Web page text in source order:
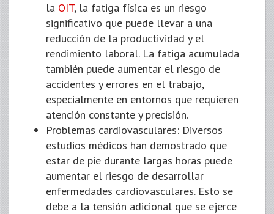
la OIT, la fatiga física es un riesgo
significativo que puede llevar a una
reducción de la productividad y el
rendimiento laboral. La fatiga acumulada
también puede aumentar el riesgo de
accidentes y errores en el trabajo,
especialmente en entornos que requieren
atención constante y precisión.
Problemas cardiovasculares: Diversos
estudios médicos han demostrado que
estar de pie durante largas horas puede
aumentar el riesgo de desarrollar
enfermedades cardiovasculares. Esto se
debe a la tensión adicional que se ejerce